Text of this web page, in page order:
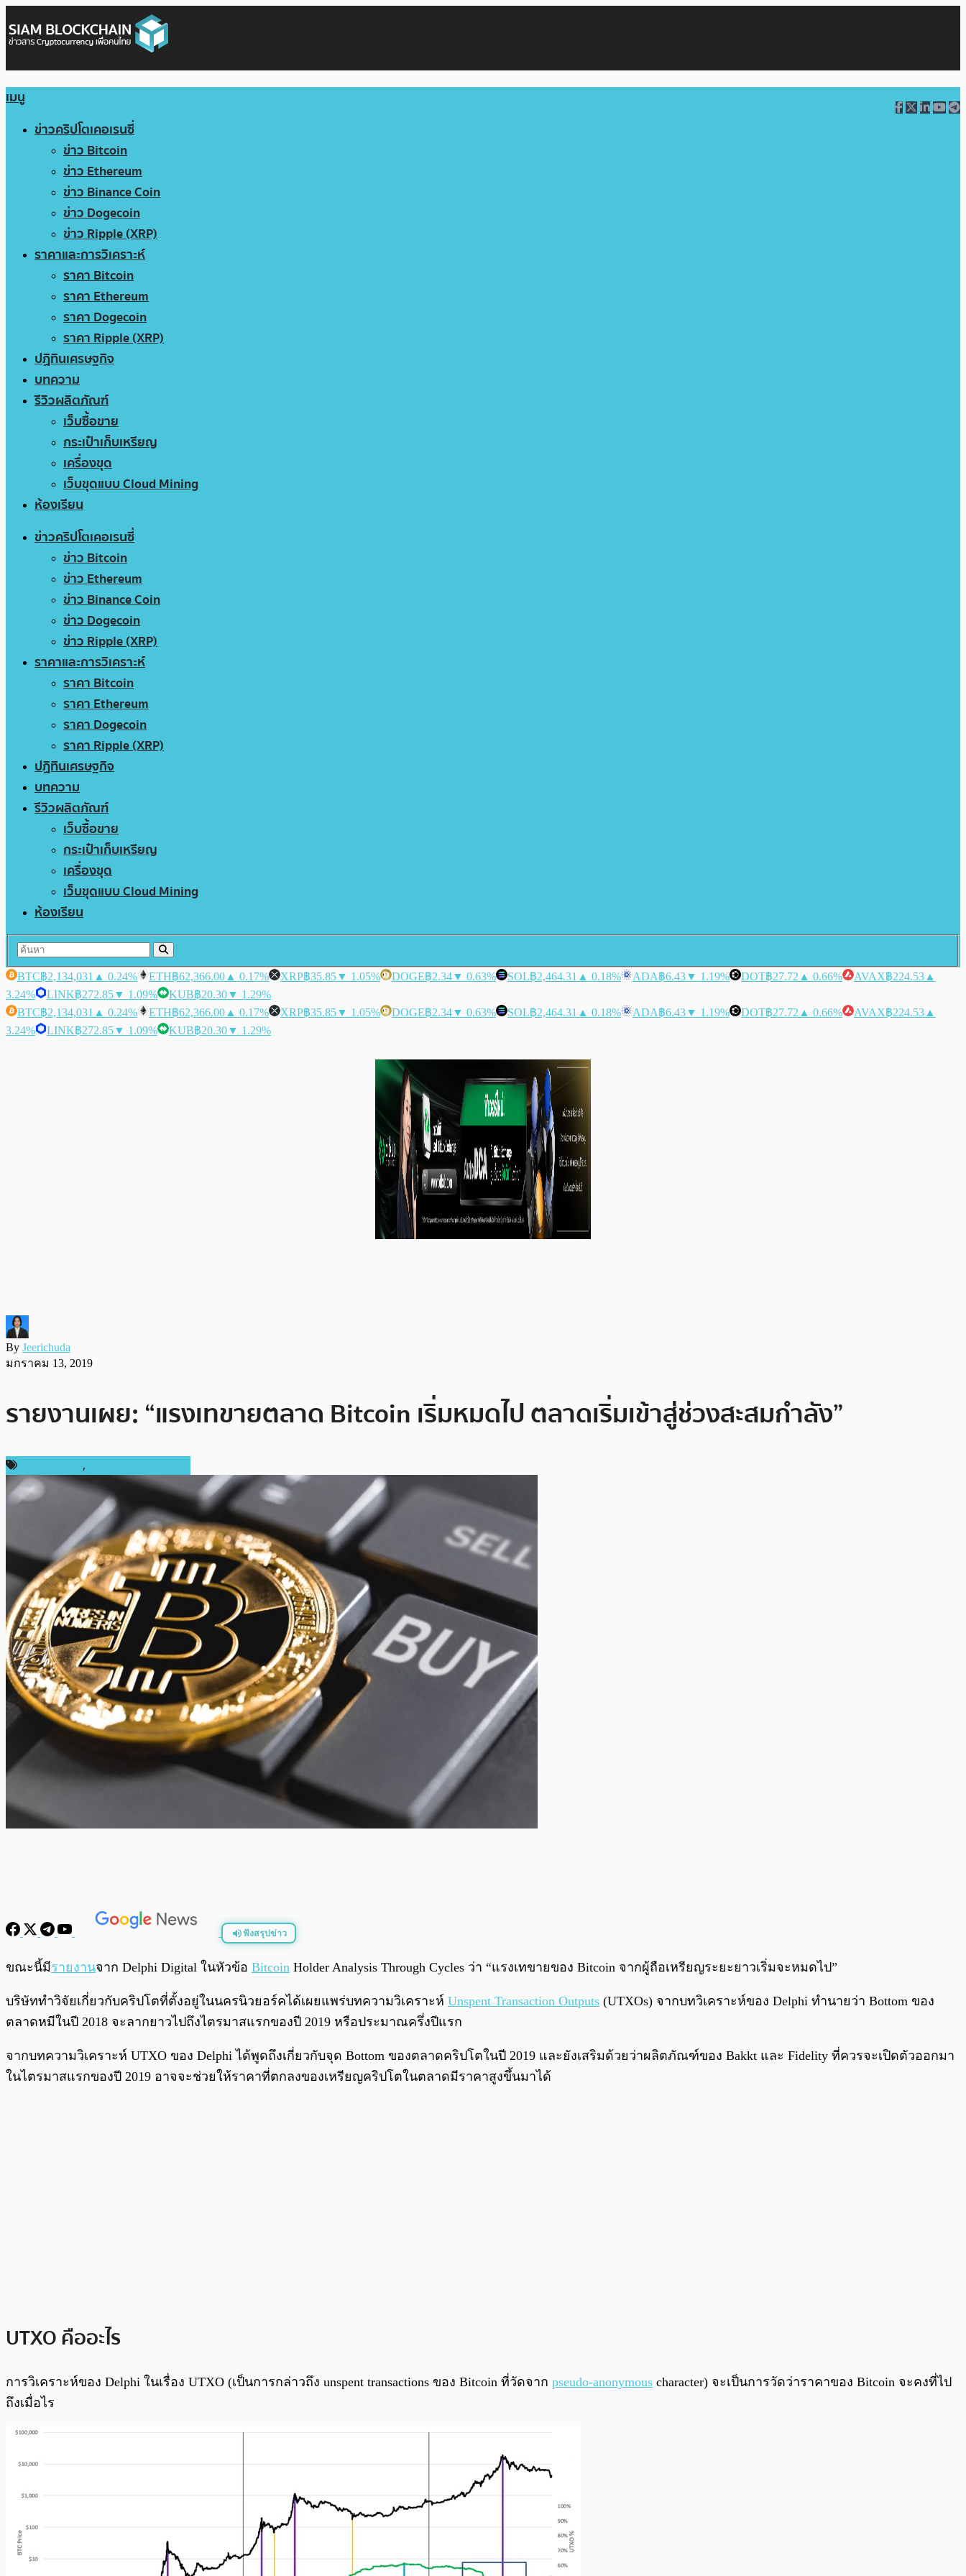
เมนู
ข่าวคริปโตเคอเรนซี่
ข่าว Bitcoin
ข่าว Ethereum
ข่าว Binance Coin
ข่าว Dogecoin
ข่าว Ripple (XRP)
ราคาและการวิเคราะห์
ราคา Bitcoin
ราคา Ethereum
ราคา Dogecoin
ราคา Ripple (XRP)
ปฏิทินเศรษฐกิจ
บทความ
รีวิวผลิตภัณฑ์
เว็บซื้อขาย
กระเป๋าเก็บเหรียญ
เครื่องขุด
เว็บขุดแบบ Cloud Mining
ห้องเรียน
ข่าวคริปโตเคอเรนซี่
ข่าว Bitcoin
ข่าว Ethereum
ข่าว Binance Coin
ข่าว Dogecoin
ข่าว Ripple (XRP)
ราคาและการวิเคราะห์
ราคา Bitcoin
ราคา Ethereum
ราคา Dogecoin
ราคา Ripple (XRP)
ปฏิทินเศรษฐกิจ
บทความ
รีวิวผลิตภัณฑ์
เว็บซื้อขาย
กระเป๋าเก็บเหรียญ
เครื่องขุด
เว็บขุดแบบ Cloud Mining
ห้องเรียน
BTC฿2,134,031 ▲ 0.24% ETH฿62,366.00 ▲ 0.17% XRP฿35.85▼ 1.05% DOGE฿2.34▼ 0.63% SOL฿2,464.31 ▲ 0.18% ADA฿6.43▼ 1.19% DOT฿27.72 ▲ 0.66% AVAX฿224.53 ▲
3.24%
LINK฿272.85▼ 1.09% KUB฿20.30▼ 1.29%
BTC฿2,134,031 ▲ 0.24% ETH฿62,366.00 ▲ 0.17% XRP฿35.85▼ 1.05% DOGE฿2.34▼ 0.63% SOL฿2,464.31 ▲ 0.18% ADA฿6.43▼ 1.19% DOT฿27.72 ▲ 0.66% AVAX฿224.53 ▲
3.24%
LINK฿272.85▼ 1.09% KUB฿20.30▼ 1.29%
By Jeerichuda
มกราคม 13, 2019
รายงานเผย: “แรงเทขายตลาด Bitcoin เริ่มหมดไป ตลาดเริ่มเข้าสู่ช่วงสะสมกำลัง”
,
ฟังสรุปข่าว
พร้อมเล่น
ขณะนี้มีรายงานจาก Delphi Digital ในหัวข้อ Bitcoin Holder Analysis Through Cycles ว่า “แรงเทขายของ Bitcoin จากผู้ถือเหรียญระยะยาวเริ่มจะหมดไป”
บริษัททำวิจัยเกี่ยวกับคริปโตที่ตั้งอยู่ในนครนิวยอร์คได้เผยแพร่บทความวิเคราะห์ Unspent Transaction Outputs (UTXOs) จากบทวิเคราะห์ของ Delphi ทำนายว่า Bottom ของ
ตลาดหมีในปี 2018 จะลากยาวไปถึงไตรมาสแรกของปี 2019 หรือประมาณครึ่งปีแรก
จากบทความวิเคราะห์ UTXO ของ Delphi ได้พูดถึงเกี่ยวกับจุด Bottom ของตลาดคริปโตในปี 2019 และยังเสริมด้วยว่าผลิตภัณฑ์ของ Bakkt และ Fidelity ที่ควรจะเปิดตัวออกมา
ในไตรมาสแรกของปี 2019 อาจจะช่วยให้ราคาที่ตกลงของเหรียญคริปโตในตลาดมีราคาสูงขึ้นมาได้
UTXO คืออะไร
การวิเคราะห์ของ Delphi ในเรื่อง UTXO (เป็นการกล่าวถึง unspent transactions ของ Bitcoin ที่วัดจาก pseudo-anonymous character) จะเป็นการวัดว่าราคาของ Bitcoin จะคงที่ไป
ถึงเมื่อไร